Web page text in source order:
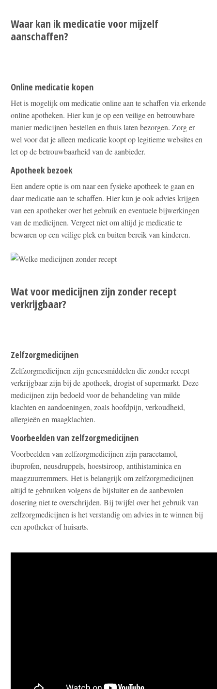
Waar kan ik medicatie voor mijzelf
aanschaffen?
Online medicatie kopen
Het is mogelijk om medicatie online aan te schaffen via erkende
online apotheken. Hier kun je op een veilige en betrouwbare
manier medicijnen bestellen en thuis laten bezorgen. Zorg er
wel voor dat je alleen medicatie koopt op legitieme websites en
let op de betrouwbaarheid van de aanbieder.
Apotheek bezoek
Een andere optie is om naar een fysieke apotheek te gaan en
daar medicatie aan te schaffen. Hier kun je ook advies krijgen
van een apotheker over het gebruik en eventuele bijwerkingen
van de medicijnen. Vergeet niet om altijd je medicatie te
bewaren op een veilige plek en buiten bereik van kinderen.
Wat voor medicijnen zijn zonder recept
verkrijgbaar?
Zelfzorgmedicijnen
Zelfzorgmedicijnen zijn geneesmiddelen die zonder recept
verkrijgbaar zijn bij de apotheek, drogist of supermarkt. Deze
medicijnen zijn bedoeld voor de behandeling van milde
klachten en aandoeningen, zoals hoofdpijn, verkoudheid,
allergieën en maagklachten.
Voorbeelden van zelfzorgmedicijnen
Voorbeelden van zelfzorgmedicijnen zijn paracetamol,
ibuprofen, neusdruppels, hoestsiroop, antihistaminica en
maagzuurremmers. Het is belangrijk om zelfzorgmedicijnen
altijd te gebruiken volgens de bijsluiter en de aanbevolen
dosering niet te overschrijden. Bij twijfel over het gebruik van
zelfzorgmedicijnen is het verstandig om advies in te winnen bij
een apotheker of huisarts.